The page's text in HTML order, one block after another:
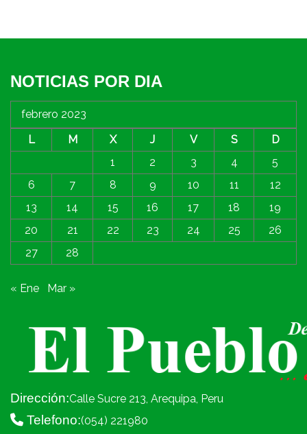
NOTICIAS POR DIA
febrero 2023
L
M X J V S
D
1
2 3 4
5
6
7 8 9 10 11
12
13
14 15 16 17 18
19
20
21 22 23 24 25
26
27
28
« Ene Mar »
Dirección:Calle Sucre 213, Arequipa, Peru
Telefono:(054) 221980